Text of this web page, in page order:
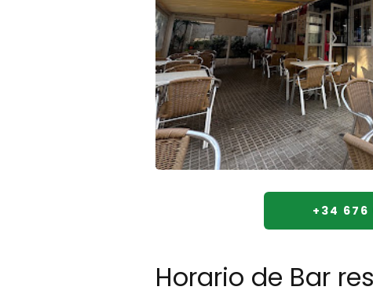
+34 676
Horario de Bar